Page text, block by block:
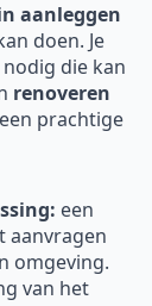
aanleggen
doen. Je
nodig die kan
renoveren
prachtige
een
aanvragen
omgeving.
van het